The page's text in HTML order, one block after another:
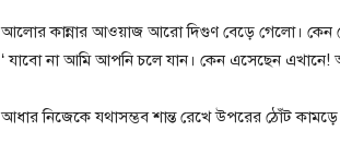
আলোর কান্নার আওয়াজ আরো দিগুণ বেড়ে গেলো। কেন
‘ যাবো না আমি আপনি চলে যান। কেন এসেছেন
আধার নিজেকে যথাসম্ভব শান্ত রেখে উপরের ঠোঁট